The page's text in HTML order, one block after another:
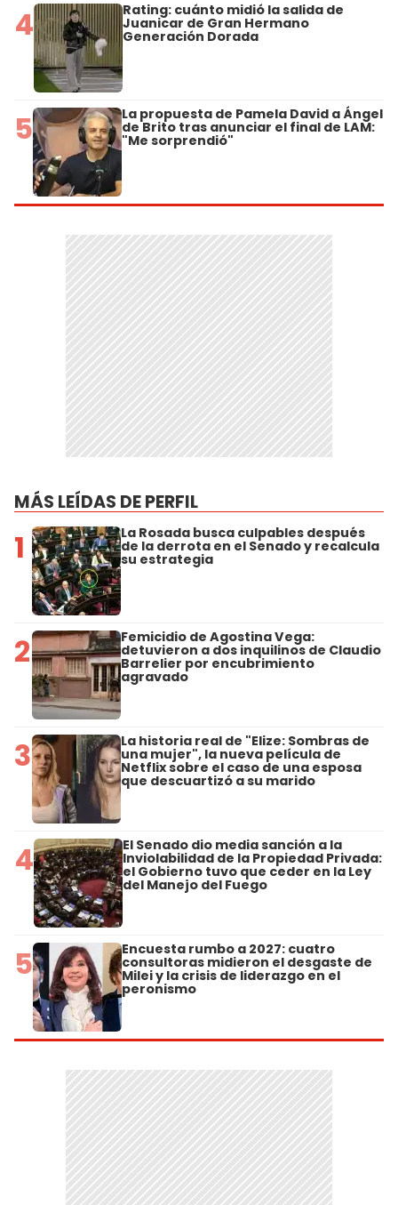
4 Rating: cuánto midió la salida de
Juanicar de Gran Hermano
Generación Dorada
5 La propuesta de Pamela David a Ángel
de Brito tras anunciar el final de LAM:
"Me sorprendió"
MÁS LEÍDAS DE PERFIL
1 La Rosada busca culpables después
de la derrota en el Senado y recalcula
su estrategia
2 Femicidio de Agostina Vega:
detuvieron a dos inquilinos de Claudio
Barrelier por encubrimiento
agravado
3 La historia real de "Elize: Sombras de
una mujer", la nueva película de
Netflix sobre el caso de una esposa
que descuartizó a su marido
4 El Senado dio media sanción a la
Inviolabilidad de la Propiedad Privada:
el Gobierno tuvo que ceder en la Ley
del Manejo del Fuego
5 Encuesta rumbo a 2027: cuatro
consultoras midieron el desgaste de
Milei y la crisis de liderazgo en el
peronismo